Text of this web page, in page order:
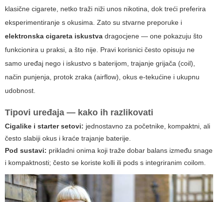
klasične cigarete, netko traži niži unos nikotina, dok treći preferira
eksperimentiranje s okusima. Zato su stvarne preporuke i
elektronska cigareta iskustva dragocjene — one pokazuju što
funkcionira u praksi, a što nije. Pravi korisnici često opisuju ne
samo uređaj nego i iskustvo s baterijom, trajanje grijača (coil),
način punjenja, protok zraka (airflow), okus e-tekućine i ukupnu
udobnost.
Tipovi uređaja — kako ih razlikovati
Cigalike i starter setovi: jednostavno za početnike, kompaktni, ali
često slabiji okus i kraće trajanje baterije.
Pod sustavi: prikladni onima koji traže dobar balans između snage
i kompaktnosti; često se koriste kolli ili pods s integriranim coilom.